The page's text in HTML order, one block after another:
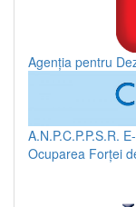
Agenția pentru
A.N.P.C.P.P.S.R.
Ocuparea Forței